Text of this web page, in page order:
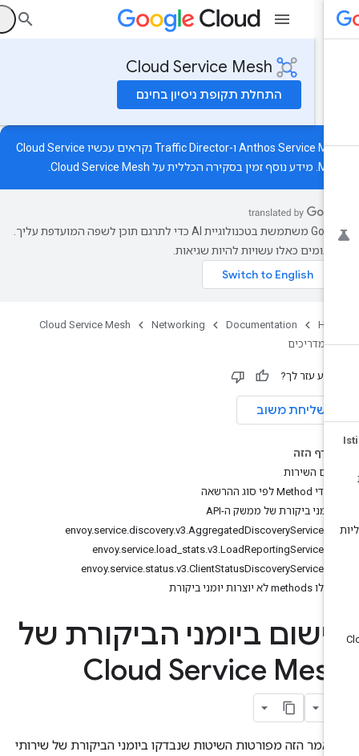
Cloud Service Mesh
התחלת תקופת ניסיון בחינם
‫Anthos Service Mesh ו-Traffic Director נקראים עכשיו Cloud Service
בסקירה הכללית על Cloud Service Mesh .
‫Google משתמשת בטכנולוגיית AI כדי לתרגם תוכן לשפה המועדפת עליך.
כאלו עשויות להיות שגיאות.
Documentation
Networking
Cloud Service Mesh
מדריכים
עזר לך?
שליחת משוב
בדף הזה
שם השירות
יומני ביקורת של ממשק ה-API
envoy.service.discovery.v3.AggregatedDiscoveryService
envoy.service.load_stats.v3.LoadReportingService
envoy.service.status.v3.ClientStatusDiscoveryService
ביומני הביקורת של
Cloud Service
הזה מפורטות השיטות שנבדקו ביומני הביקורת של שירותי